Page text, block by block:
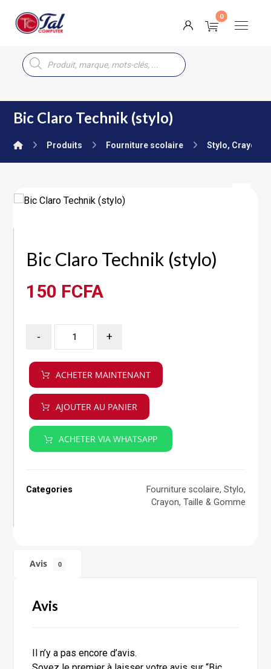
Bic Claro Technik (stylo)
Produits Fourniture scolaire Stylo, Crayon,
Bic Claro Technik (stylo)
150 FCFA
- +
ACHETER MAINTENANT
AJOUTER AU PANIER
ACHETER VIA WHATSAPP
Categories Fourniture scolaire, Stylo,
Crayon, Taille & Gomme
Avis 0
Avis
Il n’y a pas encore d’avis.